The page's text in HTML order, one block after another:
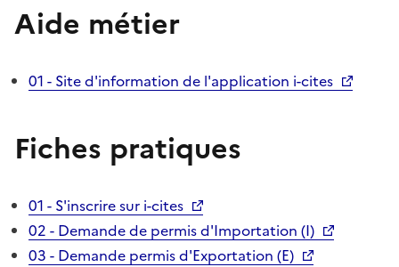
Aide métier
01 - Site d'information de l'application i-cites
Fiches pratiques
01 - S'inscrire sur i-cites
02 - Demande de permis d'Importation (I)
03 - Demande permis d'Exportation (E)